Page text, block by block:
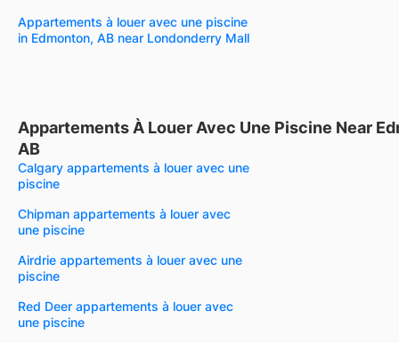
Appartements à louer avec une piscine
in Edmonton, AB near Londonderry Mall
Appartements À Louer Avec Une Piscine Near
AB
Calgary appartements à louer avec une
piscine
Chipman appartements à louer avec
une piscine
Airdrie appartements à louer avec une
piscine
Red Deer appartements à louer avec
une piscine